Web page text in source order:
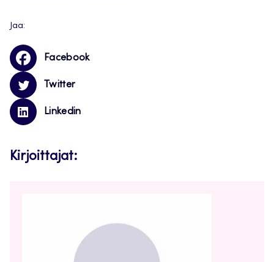
Jaa:
Facebook
Twitter
Linkedin
Kirjoittajat: